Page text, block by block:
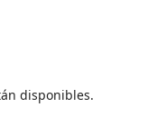
disponibles.